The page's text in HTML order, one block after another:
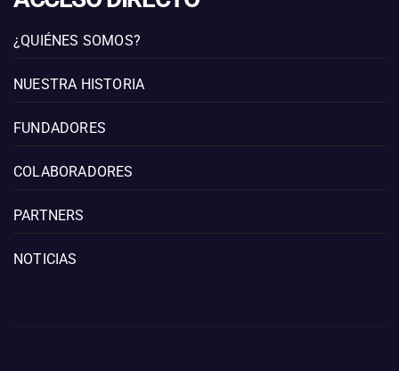
¿QUIÉNES SOMOS?
NUESTRA HISTORIA
FUNDADORES
COLABORADORES
PARTNERS
NOTICIAS